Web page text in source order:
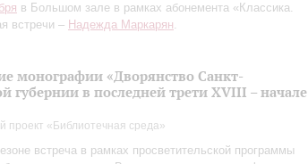
в Большом зале в рамках абонемента «Классика.
встречи – Надежда Маркарян.
монографии «Дворянство Санкт-
губернии в последней трети XVIII – начале
проект «Библиотечная среда»
встреча в рамках просветительской программы